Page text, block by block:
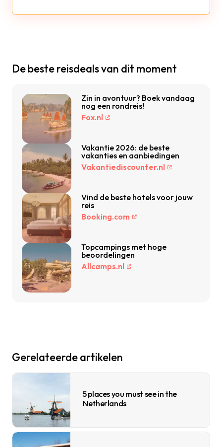
De beste reisdeals van dit moment
Zin in avontuur? Boek vandaag
nog een rondreis!
Fox.nl
Vakantie 2026: de beste
vakanties en aanbiedingen
Vakantiediscounter.nl
Vind de beste hotels voor jouw
reis
Booking.com
Topcampings met hoge
beoordelingen
Allcamps.nl
Gerelateerde artikelen
5 places you must see in the
Netherlands